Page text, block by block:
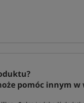
pomóc innym w